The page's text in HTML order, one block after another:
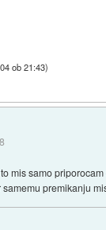
ob 21:43)
mis samo
premikanju